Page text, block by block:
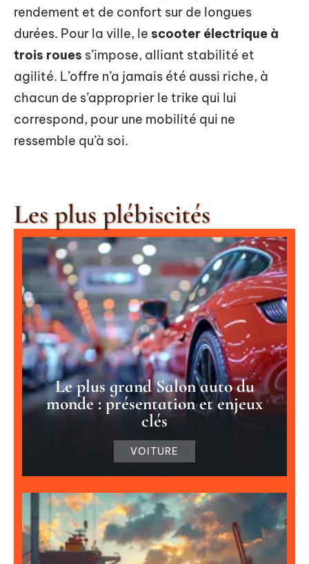
rendement et de confort sur de longues
durées. Pour la ville, le scooter électrique à
trois roues s’impose, alliant stabilité et
agilité. L’offre n’a jamais été aussi riche, à
chacun de s’approprier le trike qui lui
correspond, pour une mobilité qui ne
ressemble qu’à soi.
Les plus plébiscités
Le plus grand Salon auto du
monde : présentation et enjeux
clés
VOITURE